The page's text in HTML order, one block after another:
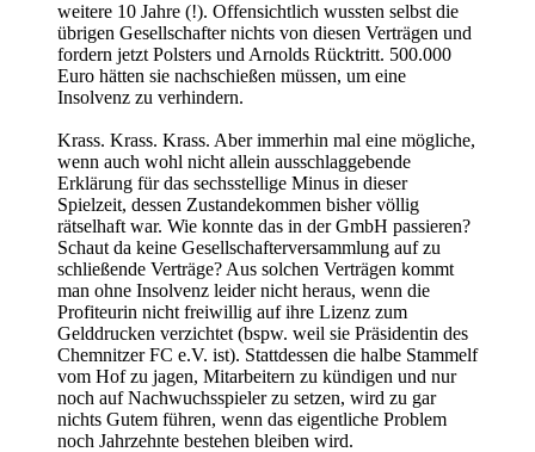
weitere 10 Jahre (!). Offensichtlich wussten selbst die
übrigen Gesellschafter nichts von diesen Verträgen und
fordern jetzt Polsters und Arnolds Rücktritt. 500.000
Euro hätten sie nachschießen müssen, um eine
Insolvenz zu verhindern.
Krass. Krass. Krass. Aber immerhin mal eine mögliche,
wenn auch wohl nicht allein ausschlaggebende
Erklärung für das sechsstellige Minus in dieser
Spielzeit, dessen Zustandekommen bisher völlig
rätselhaft war. Wie konnte das in der GmbH passieren?
Schaut da keine Gesellschafterversammlung auf zu
schließende Verträge? Aus solchen Verträgen kommt
man ohne Insolvenz leider nicht heraus, wenn die
Profiteurin nicht freiwillig auf ihre Lizenz zum
Gelddrucken verzichtet (bspw. weil sie Präsidentin des
Chemnitzer FC e.V. ist). Stattdessen die halbe Stammelf
vom Hof zu jagen, Mitarbeitern zu kündigen und nur
noch auf Nachwuchsspieler zu setzen, wird zu gar
nichts Gutem führen, wenn das eigentliche Problem
noch Jahrzehnte bestehen bleiben wird.